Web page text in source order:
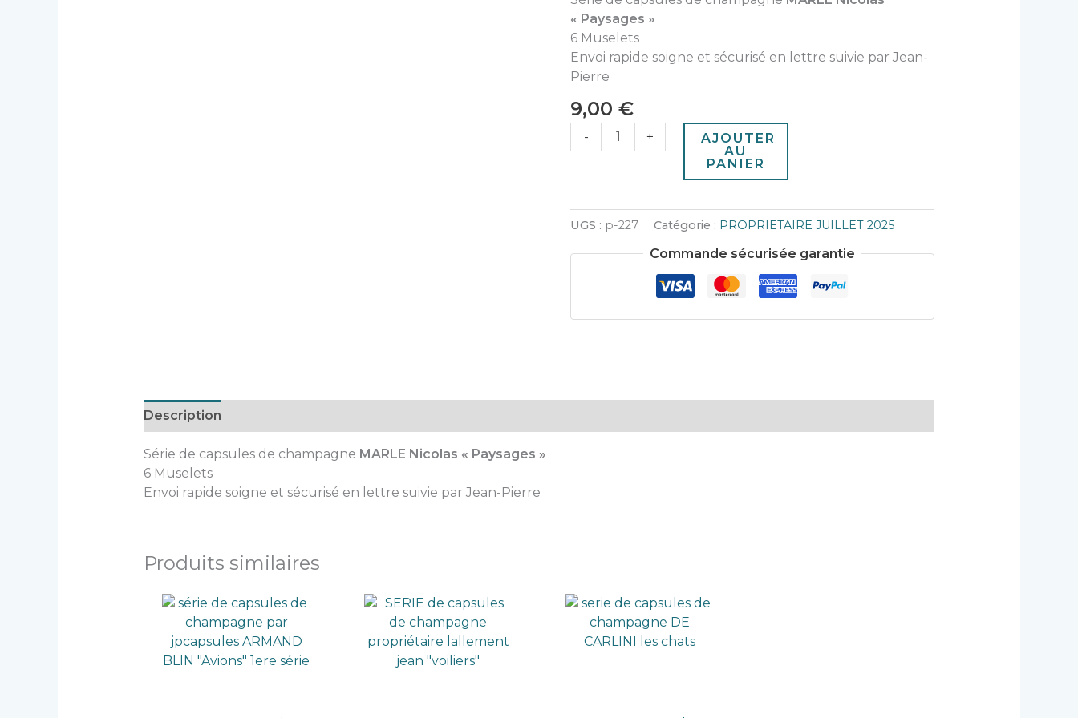
« Paysages »
6 Muselets
Envoi rapide soigne et sécurisé en lettre suivie par Jean-
Pierre
9,00€
- +
AJOUTER
AU
PANIER
UGS : p-227 Catégorie : PROPRIETAIRE JUILLET 2025
Commande sécurisée garantie
Description
Série de capsules de champagne MARLE Nicolas « Paysages »
6 Muselets
Envoi rapide soigne et sécurisé en lettre suivie par Jean-Pierre
Produits similaires